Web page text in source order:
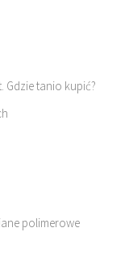
Gdzie tanio kupić?
polimerowe